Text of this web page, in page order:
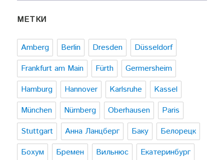
МЕТКИ
Amberg Berlin Dresden
Düsseldorf
Frankfurt am Main
Fürth
Germersheim
Hamburg
Hannover Karlsruhe
Kassel
München
Nürnberg Oberhausen
Paris
Stuttgart
Анна Ланцберг Баку
Белорецк
Бохум
Бремен Вильнюс
Екатеринбург